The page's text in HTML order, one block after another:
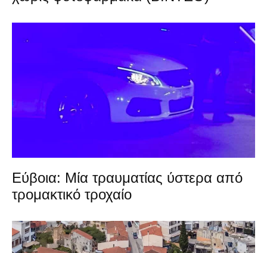
Εύβοια: Μία τραυματίας ύστερα από
τρομακτικό τροχαίο